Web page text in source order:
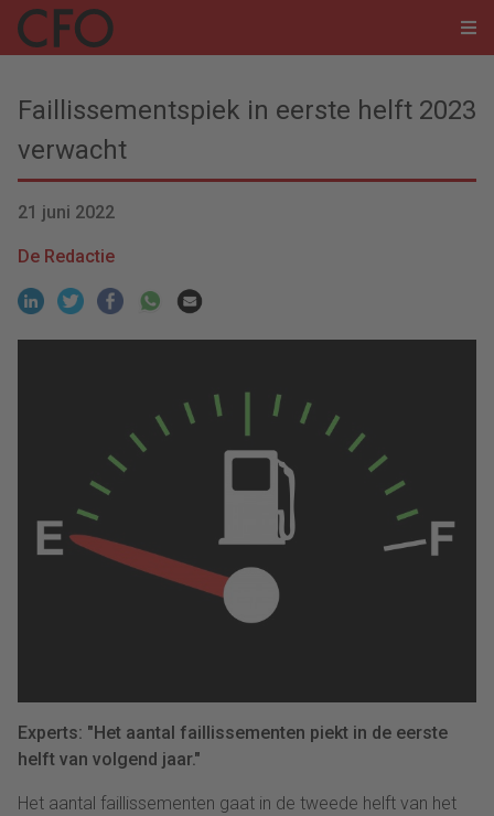
Faillissementspiek in eerste helft 2023
verwacht
21 juni 2022
De Redactie
Experts: "Het aantal faillissementen piekt in de eerste
helft van volgend jaar."
Het aantal faillissementen gaat in de tweede helft van het